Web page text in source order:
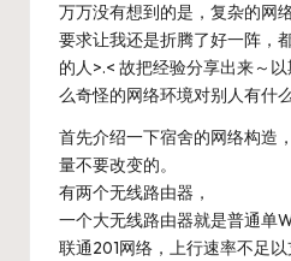
万万没有想到的是，复杂的网
要求让我还是折腾了好一阵，
的人>.< 故把经验分享出来～
么奇怪的网络环境对别人有什么
首先介绍一下宿舍的网络构造
量不要改变的。
有两个无线路由器，
一个大无线路由器就是普通单
联通201网络，上行速率不足以